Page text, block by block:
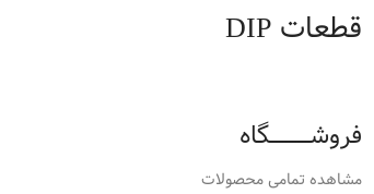
قطعات DIP
فروشــــــــــــگاه
مشاهده تمامی محصولات